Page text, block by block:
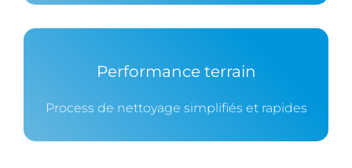
Performance terrain
Process de nettoyage simplifiés et rapides